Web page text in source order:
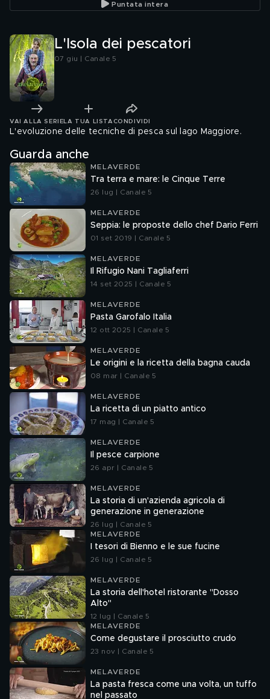
Puntata intera
L'Isola dei pescatori
07 giu | Canale 5
VAI ALLA SERIE LA TUA LISTA CONDIVIDI
L'evoluzione delle tecniche di pesca sul lago Maggiore.
Guarda anche
MELAVERDE
Tra terra e mare: le Cinque Terre
26 lug | Canale 5
MELAVERDE
Seppia: le proposte dello chef Dario Ferri
01 set 2019 | Canale 5
MELAVERDE
Il Rifugio Nani Tagliaferri
14 set 2025 | Canale 5
MELAVERDE
Pasta Garofalo Italia
12 ott 2025 | Canale 5
MELAVERDE
Le origini e la ricetta della bagna cauda
08 mar | Canale 5
MELAVERDE
La ricetta di un piatto antico
17 mag | Canale 5
MELAVERDE
Il pesce carpione
26 apr | Canale 5
MELAVERDE
La storia di un'azienda agricola di
generazione in generazione
26 lug | Canale 5
MELAVERDE
I tesori di Bienno e le sue fucine
26 lug | Canale 5
MELAVERDE
La storia dell'hotel ristorante "Dosso
Alto"
12 lug | Canale 5
MELAVERDE
Come degustare il prosciutto crudo
23 nov | Canale 5
MELAVERDE
La pasta fresca come una volta, un tuffo
nel passato